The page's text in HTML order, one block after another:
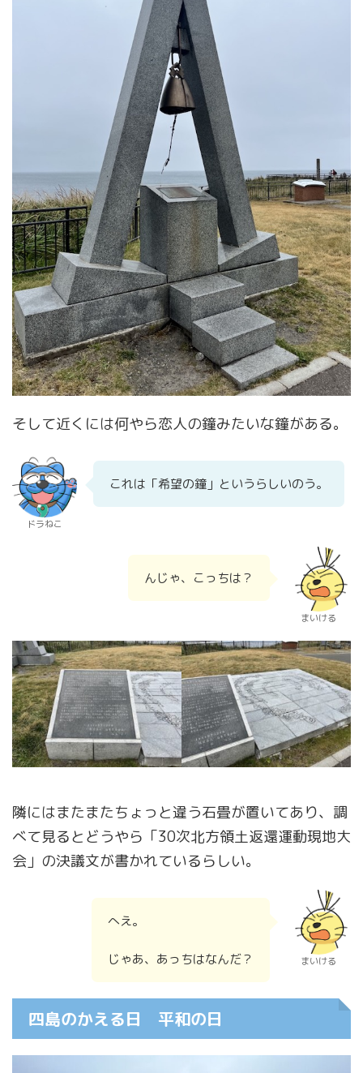
そして近くには何やら恋人の鐘みたいな鐘がある。
ドラねこ
これは「希望の鐘」というらしいのう。
んじゃ、こっちは？
まいける
隣にはまたまたちょっと違う石畳が置いてあり、調
べて見るとどうやら「30次北方領土返還運動現地大
会」の決議文が書かれているらしい。
へえ。
じゃあ、あっちはなんだ？ まいける
四島のかえる日 平和の日